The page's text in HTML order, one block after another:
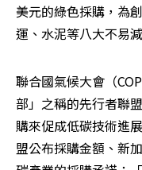
美元的綠色採購，為
運、水泥等八大不易
聯合國氣候大會（
部」之稱的先行者聯
購來促成低碳技術進
盟公布採購金額、新